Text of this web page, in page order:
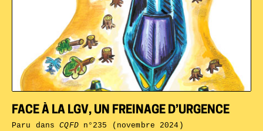
FACE À LA LGV, UN FREINAGE D’URGENCE
Paru dansCQFDn°235 (novembre 2024)